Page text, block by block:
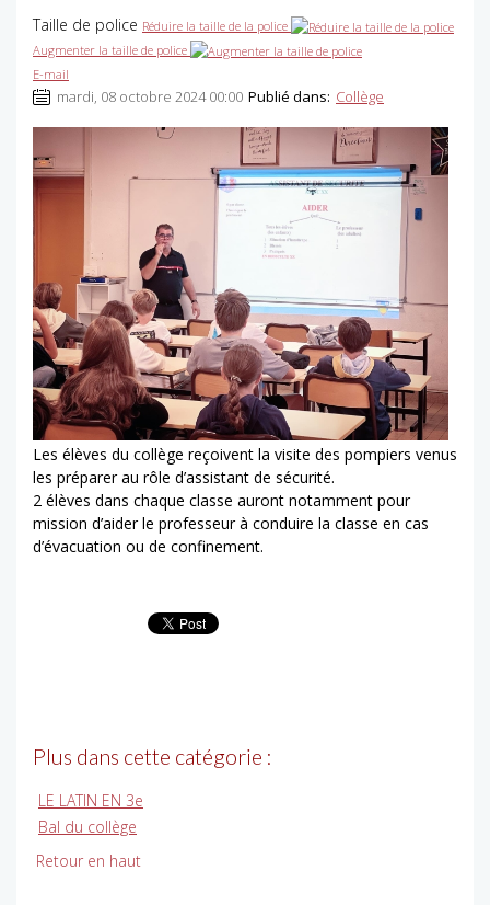
Taille de police Réduire la taille de la police
Augmenter la taille de police
E-mail
mardi, 08 octobre 2024 00:00 Publié dans: Collège
Les élèves du collège reçoivent la visite des pompiers venus
les préparer au rôle d’assistant de sécurité.
2 élèves dans chaque classe auront notamment pour
mission d’aider le professeur à conduire la classe en cas
d’évacuation ou de confinement.
Plus dans cette catégorie :
LE LATIN EN 3e
Bal du collège
Retour en haut